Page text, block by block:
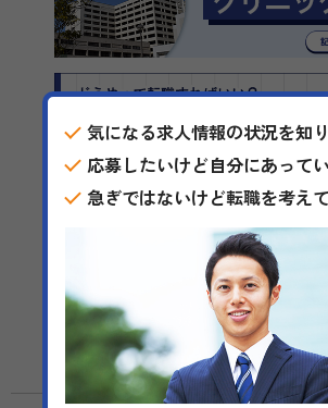
＼完全無料サポート／
今すぐキャリア相談
気になる求人情報の状況を知
応募したいけど自分にあって
急ぎではないけど転職を考え